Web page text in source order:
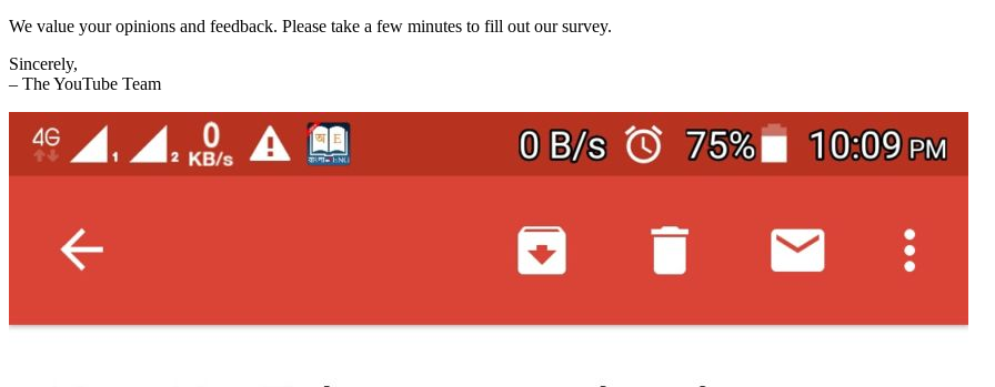
We value your opinions and feedback. Please take a few minutes to fill out our survey.
Sincerely,
– The YouTube Team